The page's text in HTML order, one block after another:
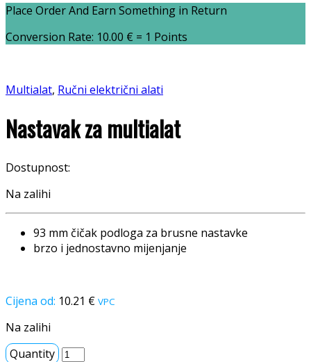
Place Order And Earn Something in Return
Conversion Rate: 10.00 € = 1 Points
Multialat, Ručni električni alati
Nastavak za multialat
Dostupnost:
Na zalihi
93 mm čičak podloga za brusne nastavke
brzo i jednostavno mijenjanje
10.21 € VPC
Na zalihi
Quantity